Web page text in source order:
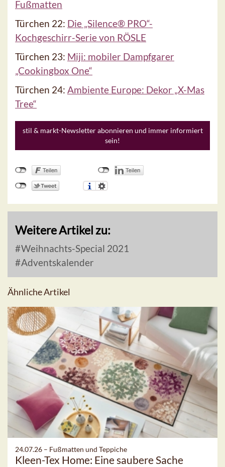
Fußmatten
Türchen 22: Die „Silence® PRO“-
Kochgeschirr-Serie von RÖSLE
Türchen 23: Miji: mobiler Dampfgarer
„Cookingbox One“
Türchen 24: Ambiente Europe: Dekor „X-Mas
Tree“
stil & markt-Newsletter abonnieren und immer informiert
sein!
Weitere Artikel zu:
Weihnachts-Special 2021
Adventskalender
Ähnliche Artikel
24.07.26 – Fußmatten und Teppiche
Kleen-Tex Home: Eine saubere Sache